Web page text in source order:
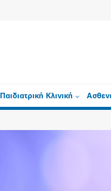
Παιδιατρική Κλινική